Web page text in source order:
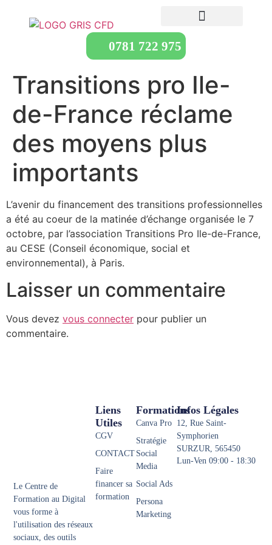
0781 722 975
Transitions pro Ile-
de-France réclame
des moyens plus
importants
L’avenir du financement des transitions professionnelles
a été au coeur de la matinée d’échange organisée le 7
octobre, par l’association Transitions Pro Ile-de-France,
au CESE (Conseil économique, social et
environnemental), à Paris.
Laisser un commentaire
Vous devez vous connecter pour publier un
commentaire.
Le Centre de
Formation au Digital
vous forme à
l'utilisation des réseaux
sociaux, des outils
Formations
Canva Pro
Stratégie
Social
Media
Social Ads
Persona
Marketing
Liens
Utiles
CGV
CONTACT
Faire
financer sa
formation
Infos Légales
12, Rue Saint-
Symphorien
SURZUR, 565450
Lun-Ven 09:00 - 18:30